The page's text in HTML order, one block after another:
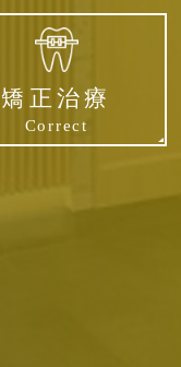
矯正治療
Correct